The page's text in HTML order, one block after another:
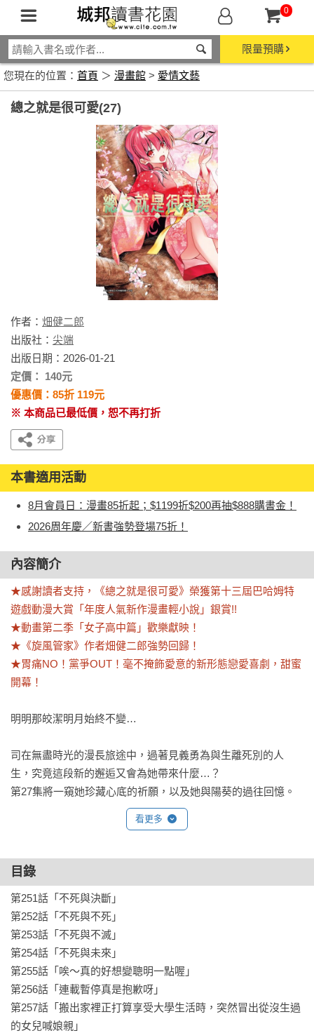
0
限量預購
您現在的位置： 首頁 ＞ 漫畫館 > 愛情文藝
總之就是很可愛(27)
作者： 畑健二郎
出版社： 尖端
出版日期：2026-01-21
定價： 140元
優惠價：85折 119元
※ 本商品已最低價，恕不再打折
本書適用活動
8月會員日：漫畫85折起；$1199折$200再抽$888購書金！
2026周年慶／新書強勢登場75折！
內容簡介
★感謝讀者支持，《總之就是很可愛》榮獲第十三屆巴哈姆特
遊戲動漫大賞「年度人氣新作漫畫輕小說」銀賞!!
★動畫第二季「女子高中篇」歡樂獻映！
★《旋風管家》作者畑健二郎強勢回歸！
★胃痛NO！黨爭OUT！毫不掩飾愛意的新形態戀愛喜劇，甜蜜
開幕！
明明那皎潔明月始終不變…
司在無盡時光的漫長旅途中，過著見義勇為與生離死別的人
生，究竟這段新的邂逅又會為她帶來什麼…？
第27集將一窺她珍藏心底的祈願，以及她與陽葵的過往回憶。
看更多
目錄
第251話「不死與決斷」
第252話「不死與不死」
第253話「不死與不滅」
第254話「不死與未來」
第255話「唉～真的好想變聰明一點喔」
第256話「連載暫停真是抱歉呀」
第257話「搬出家裡正打算享受大學生活時，突然冒出從沒生過
的女兒喊娘親」